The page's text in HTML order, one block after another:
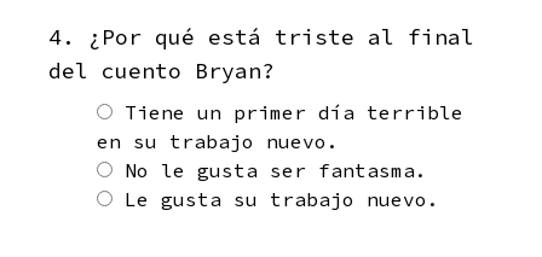
4. ¿Por qué está triste al final
del cuento Bryan?
Tiene un primer día terrible
en su trabajo nuevo.
No le gusta ser fantasma.
Le gusta su trabajo nuevo.